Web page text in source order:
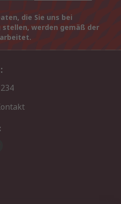
die Sie uns bei
werden gemäß der